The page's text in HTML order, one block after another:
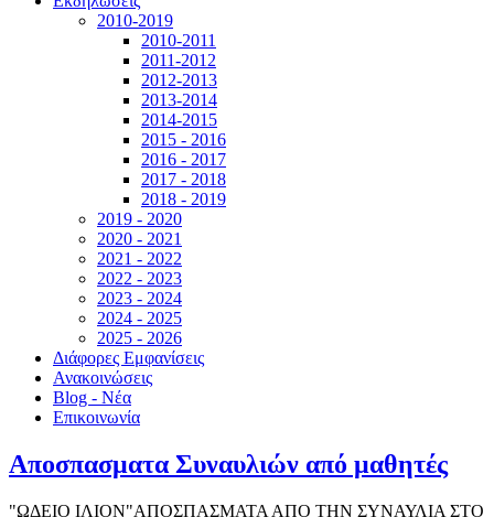
2010-2019
2010-2011
2011-2012
2012-2013
2013-2014
2014-2015
2015 - 2016
2016 - 2017
2017 - 2018
2018 - 2019
2019 - 2020
2020 - 2021
2021 - 2022
2022 - 2023
2023 - 2024
2024 - 2025
2025 - 2026
Διάφορες Εμφανίσεις
Ανακοινώσεις
Blog - Νέα
Επικοινωνία
Αποσπασματα Συναυλιών από μαθητές
"ΩΔΕΙΟ ΙΛΙΟΝ"ΑΠΟΣΠΑΣΜΑΤΑ ΑΠΟ ΤΗΝ ΣΥΝΑΥΛΙΑ ΣΤΟ